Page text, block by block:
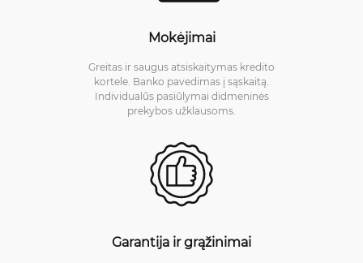
Mokėjimai
Greitas ir saugus atsiskaitymas kredito
kortele. Banko pavedimas į sąskaitą.
Individualūs pasiūlymai didmeninės
prekybos užklausoms.
Garantija ir grąžinimai